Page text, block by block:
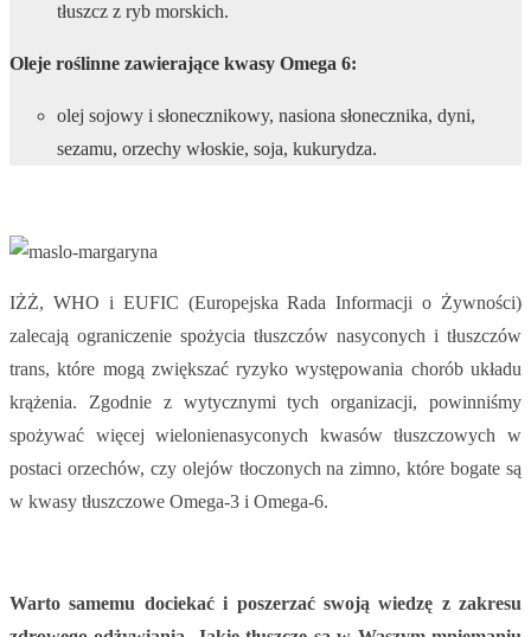
tłuszcz z ryb morskich.
Oleje roślinne zawierające kwasy Omega 6:
olej sojowy i słonecznikowy, nasiona słonecznika, dyni,
sezamu, orzechy włoskie, soja, kukurydza.
IŻŻ, WHO i EUFIC (Europejska Rada Informacji o Żywności)
zalecają ograniczenie spożycia tłuszczów nasyconych i tłuszczów
trans, które mogą zwiększać ryzyko występowania chorób układu
krążenia. Zgodnie z wytycznymi tych organizacji, powinniśmy
spożywać więcej wielonienasyconych kwasów tłuszczowych w
postaci orzechów, czy olejów tłoczonych na zimno, które bogate są
w kwasy tłuszczowe Omega-3 i Omega-6.
Warto samemu dociekać i poszerzać swoją wiedzę z zakresu